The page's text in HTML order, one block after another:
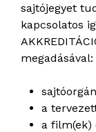
sajtójegyet
kapcsolatos
megadásával:
a
a film(ek)